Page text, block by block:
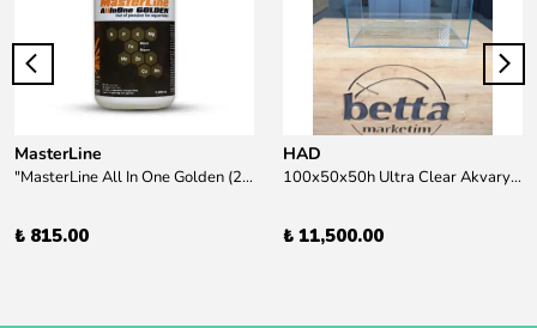
MasterLine
"MasterLine All In One Golden (200 ml) Daha yüksek zorluk derecesine sahip bitkiler için Özel formül Tam Besin "
₺ 815.00
HAD
100x50x50h Ultra Clear Akvaryum 10mm 90derece Birleşim /Sadece Otobüs Kargosu ile Gönderim Yapılır !
₺ 11,500.00